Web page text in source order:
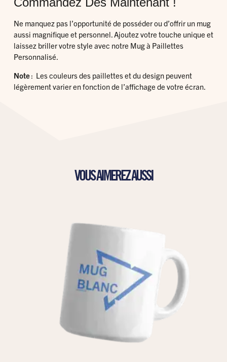
Ne manquez pas l’opportunité de posséder ou d’offrir un mug
aussi magnifique et personnel. Ajoutez votre touche unique et
laissez briller votre style avec notre Mug à Paillettes
Personnalisé.
Note: Les couleurs des paillettes et du design peuvent
légèrement varier en fonction de l’affichage de votre écran.
VOUS AIMEREZ AUSSI